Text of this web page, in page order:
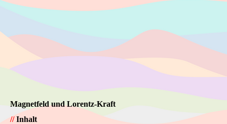
Magnetfeld und Lorentz-Kraft
//Inhalt